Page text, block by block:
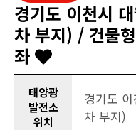
경기도 이천시
차 부지) / 건물
좌
태양광
발전소
위치
경기도
차 부지)